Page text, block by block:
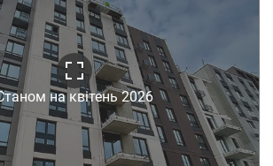
на квітень 2026